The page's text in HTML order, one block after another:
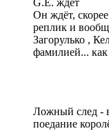
G.E. ждёт
Он ждёт,
реплик и
Загорулько ,
фамилией...
Ложный след -
поедание